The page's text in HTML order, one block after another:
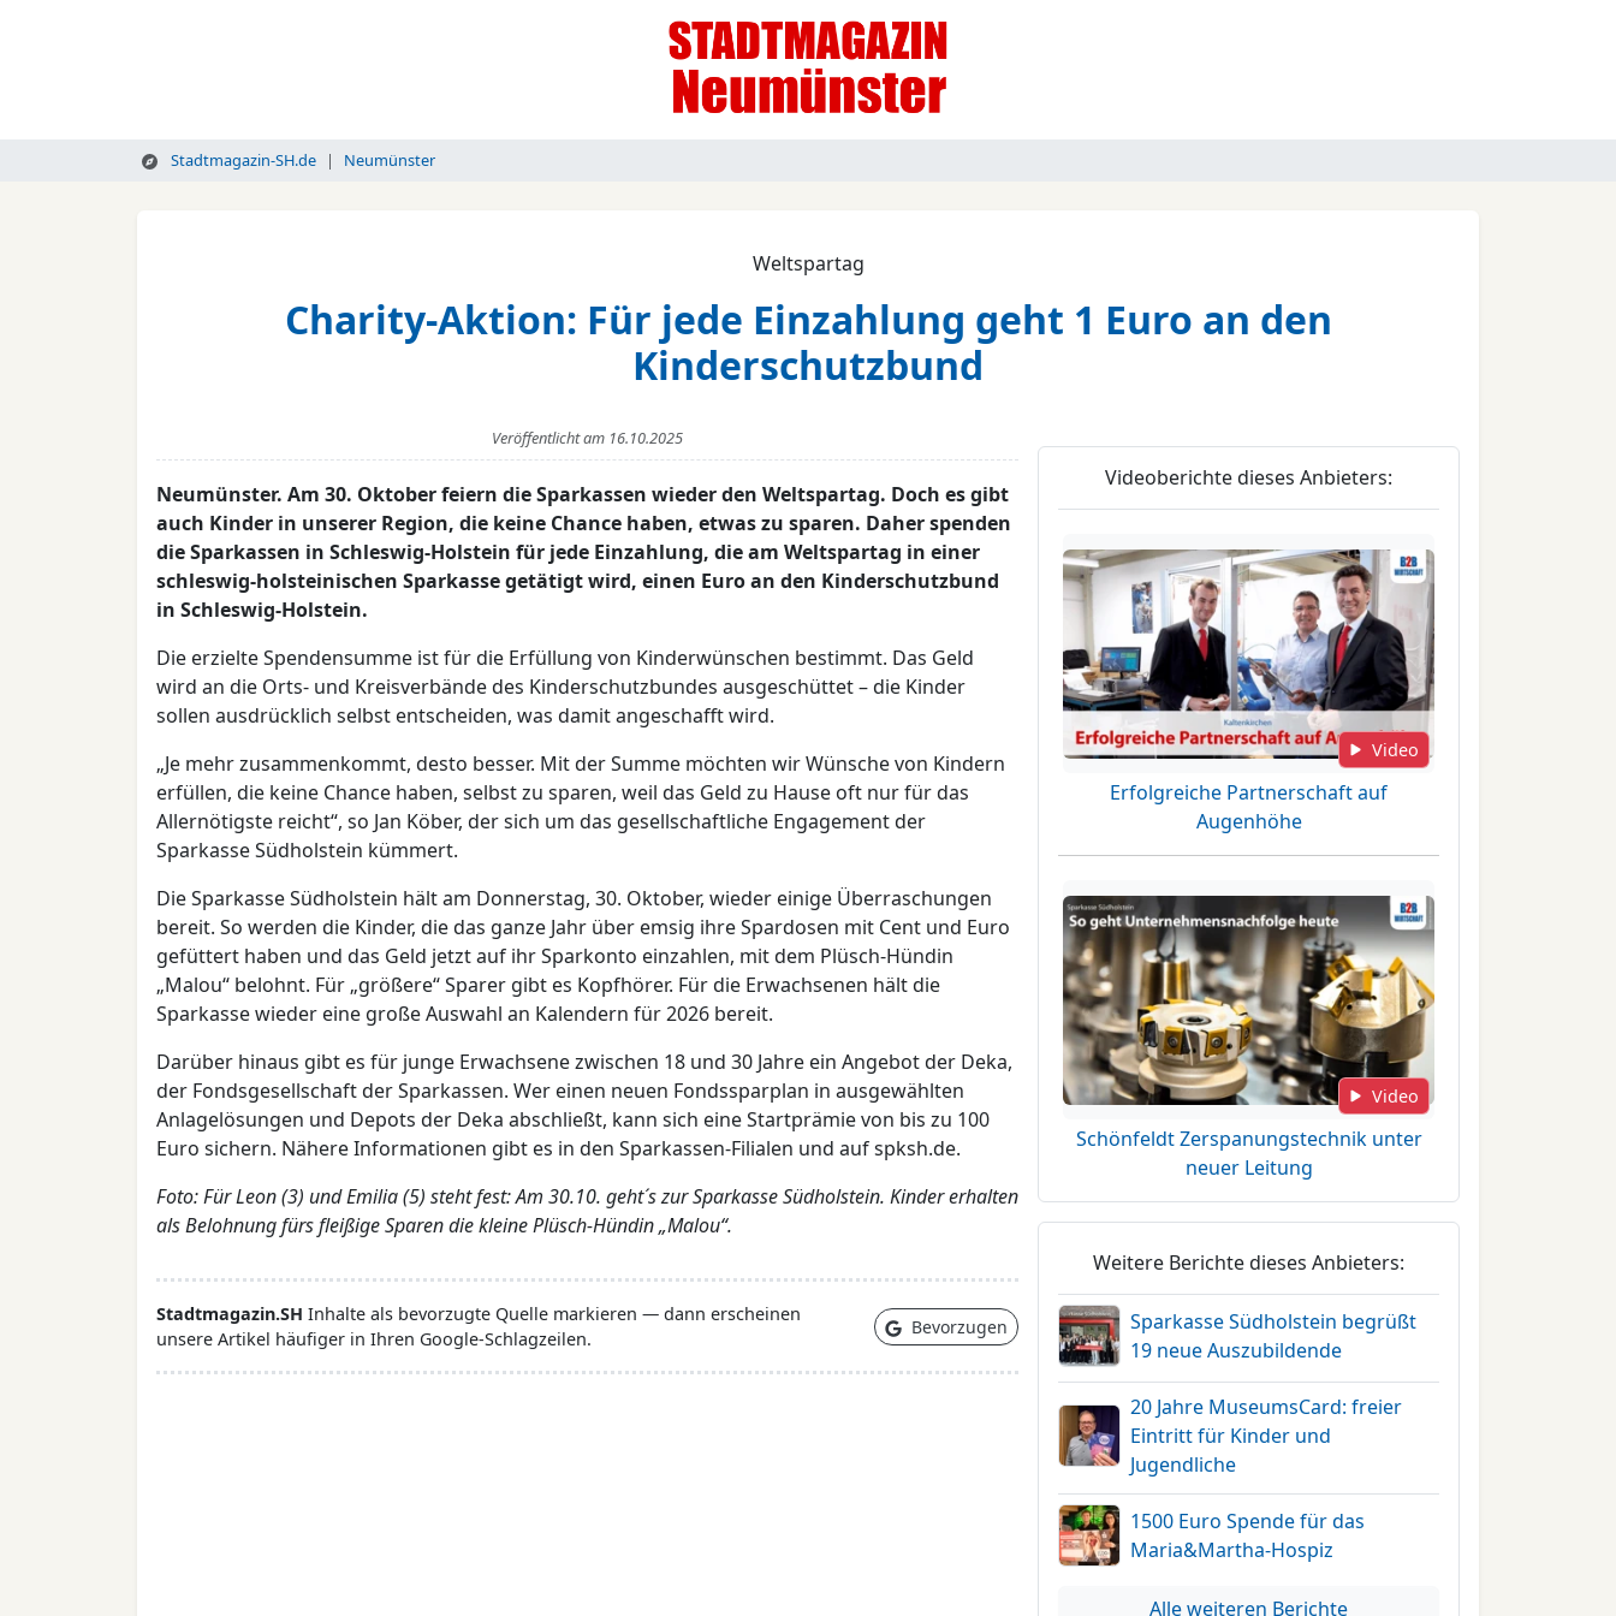
Stadtmagazin-SH.de Neumünster
Weltspartag
Charity-Aktion: Für jede Einzahlung geht 1 Euro an den
Kinderschutzbund
Veröffentlicht am 16.10.2025
Neumünster. Am 30. Oktober feiern die Sparkassen wieder den Weltspartag. Doch es gibt
auch Kinder in unserer Region, die keine Chance haben, etwas zu sparen. Daher spenden
die Sparkassen in Schleswig-Holstein für jede Einzahlung, die am Weltspartag in einer
schleswig-holsteinischen Sparkasse getätigt wird, einen Euro an den Kinderschutzbund
in Schleswig-Holstein.
Die erzielte Spendensumme ist für die Erfüllung von Kinderwünschen bestimmt. Das Geld
wird an die Orts- und Kreisverbände des Kinderschutzbundes ausgeschüttet – die Kinder
sollen ausdrücklich selbst entscheiden, was damit angeschafft wird.
„Je mehr zusammenkommt, desto besser. Mit der Summe möchten wir Wünsche von Kindern
erfüllen, die keine Chance haben, selbst zu sparen, weil das Geld zu Hause oft nur für das
Allernötigste reicht“, so Jan Köber, der sich um das gesellschaftliche Engagement der
Sparkasse Südholstein kümmert.
Die Sparkasse Südholstein hält am Donnerstag, 30. Oktober, wieder einige Überraschungen
bereit. So werden die Kinder, die das ganze Jahr über emsig ihre Spardosen mit Cent und Euro
gefüttert haben und das Geld jetzt auf ihr Sparkonto einzahlen, mit dem Plüsch-Hündin
„Malou“ belohnt. Für „größere“ Sparer gibt es Kopfhörer. Für die Erwachsenen hält die
Sparkasse wieder eine große Auswahl an Kalendern für 2026 bereit.
Darüber hinaus gibt es für junge Erwachsene zwischen 18 und 30 Jahre ein Angebot der Deka,
der Fondsgesellschaft der Sparkassen. Wer einen neuen Fondssparplan in ausgewählten
Anlagelösungen und Depots der Deka abschließt, kann sich eine Startprämie von bis zu 100
Euro sichern. Nähere Informationen gibt es in den Sparkassen-Filialen und auf spksh.de.
Foto: Für Leon (3) und Emilia (5) steht fest: Am 30.10. geht´s zur Sparkasse Südholstein. Kinder erhalten
als Belohnung fürs fleißige Sparen die kleine Plüsch-Hündin „Malou“.
Stadtmagazin.SH Inhalte als bevorzugte Quelle markieren — dann erscheinen
unsere Artikel häufiger in Ihren Google-Schlagzeilen.
Bevorzugen
Videoberichte dieses Anbieters:
Video
Erfolgreiche Partnerschaft auf
Augenhöhe
Video
Schönfeldt Zerspanungstechnik unter
neuer Leitung
Weitere Berichte dieses Anbieters:
Sparkasse Südholstein begrüßt
19 neue Auszubildende
20 Jahre MuseumsCard: freier
Eintritt für Kinder und
Jugendliche
1500 Euro Spende für das
Maria&Martha-Hospiz
Alle weiteren Berichte